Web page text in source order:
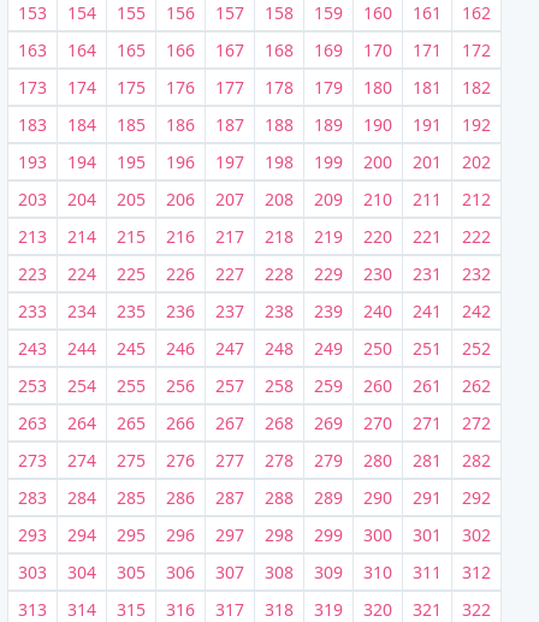
153
154 155 156 157 158 159 160 161
162
163
164 165 166 167 168 169 170 171
172
173
174 175 176 177 178 179 180 181
182
183
184 185 186 187 188 189 190 191
192
193
194 195 196 197 198 199 200 201
202
203
204 205 206 207 208 209 210 211
212
213
214 215 216 217 218 219 220 221
222
223
224 225 226 227 228 229 230 231
232
233
234 235 236 237 238 239 240 241
242
243
244 245 246 247 248 249 250 251
252
253
254 255 256 257 258 259 260 261
262
263
264 265 266 267 268 269 270 271
272
273
274 275 276 277 278 279 280 281
282
283
284 285 286 287 288 289 290 291
292
293
294 295 296 297 298 299 300 301
302
303
304 305 306 307 308 309 310 311
312
313
314 315 316 317 318 319 320 321
322